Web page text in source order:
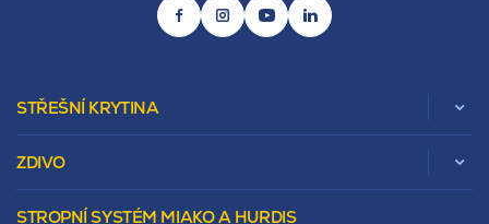
STŘEŠNÍ KRYTINA
Beta
ZDIVO
STROPNÍ SYSTÉM MIAKO A HURDIS